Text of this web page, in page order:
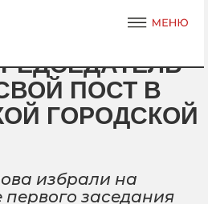
ПОСТ В
ГОРОДСКОЙ
избрали на
первого заседания